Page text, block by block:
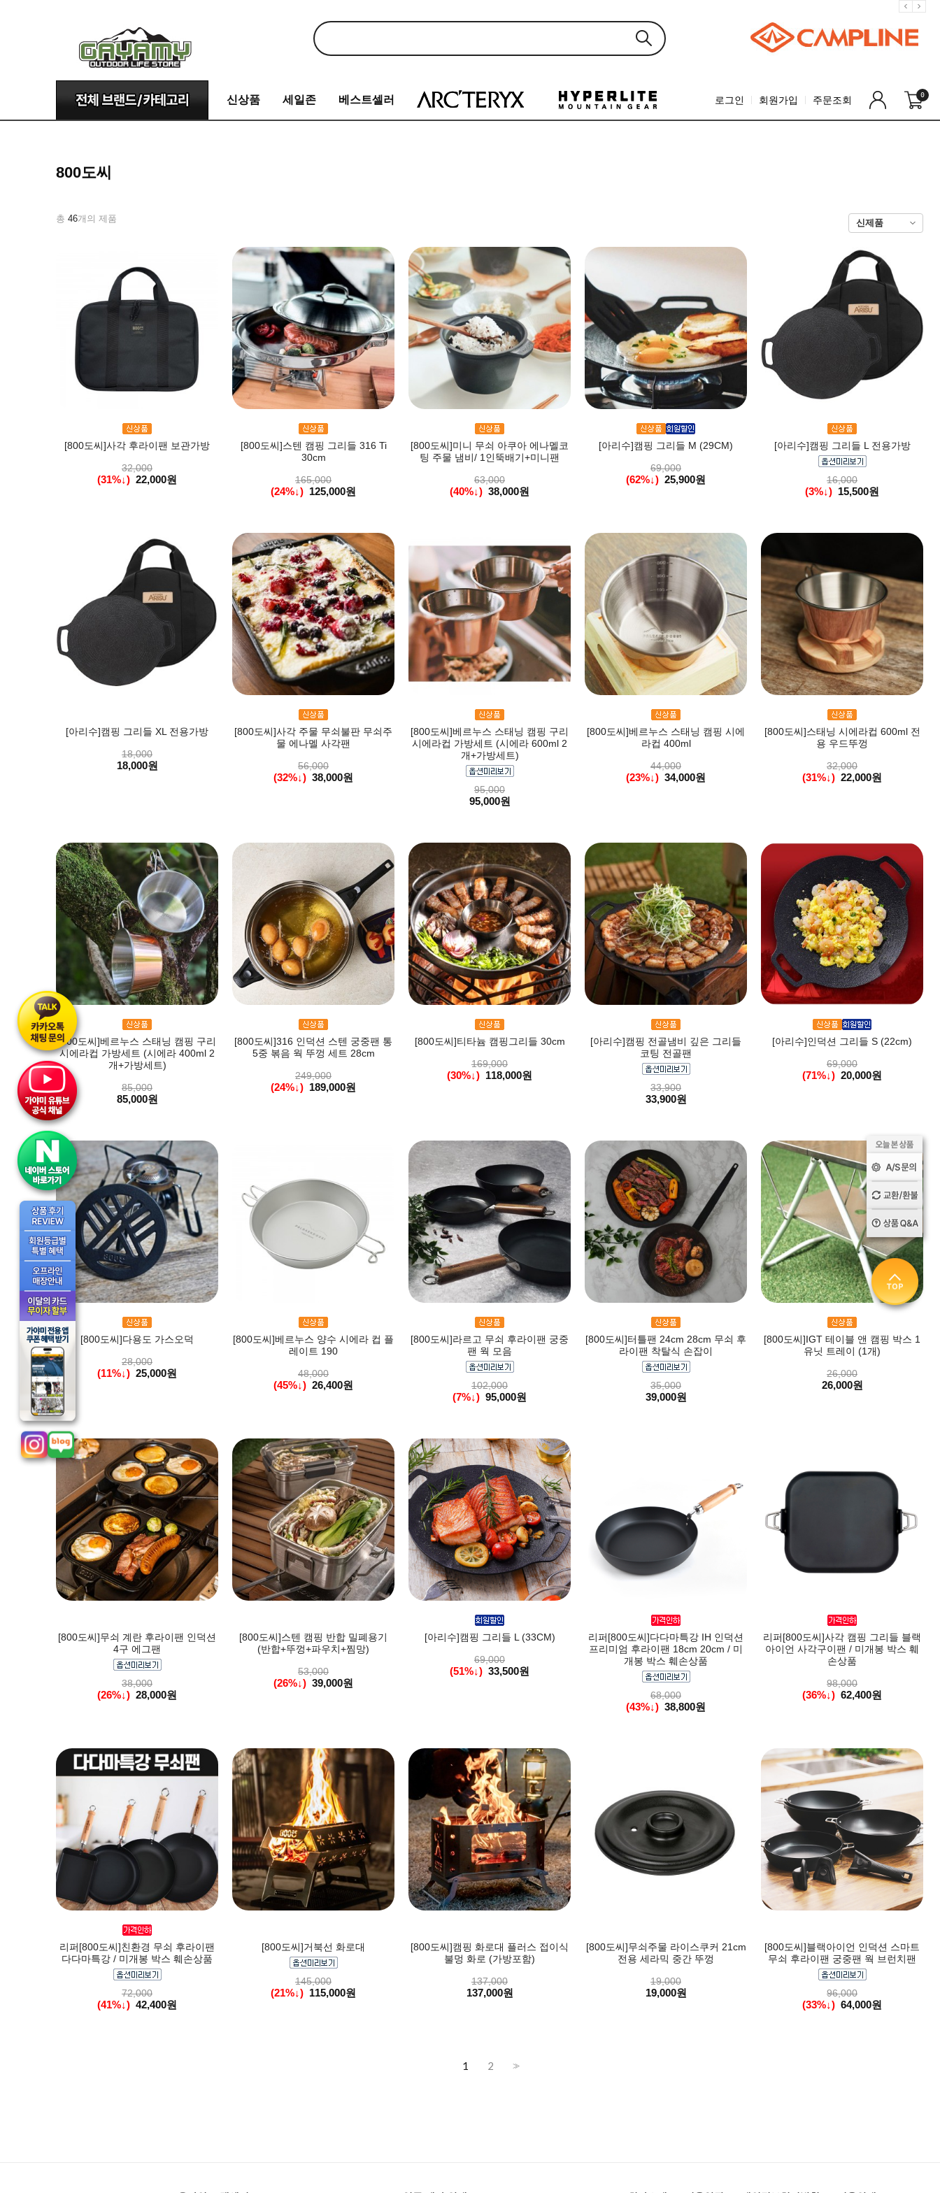
신상품 세일존 베스트셀러 로그인 회원가입 주문조회 0
800도씨
총 46개의 제품
[800도씨]사각 후라이팬 보관가방
32,000
(31%↓) 22,000원
[800도씨]스텐 캠핑 그리들 316 Ti
30cm
165,000
(24%↓) 125,000원
[800도씨]미니 무쇠 아쿠아 에나멜코
팅 주물 냄비/ 1인뚝배기+미니팬
63,000
(40%↓) 38,000원
[아리수]캠핑 그리들 M (29CM)
69,000
(62%↓) 25,900원
[아리수]캠핑 그리들 L 전용가방
16,000
(3%↓) 15,500원
[아리수]캠핑 그리들 XL 전용가방
18,000
18,000원
[800도씨]사각 주물 무쇠불판 무쇠주
물 에나멜 사각팬
56,000
(32%↓) 38,000원
[800도씨]베르누스 스태닝 캠핑 구리
시에라컵 가방세트 (시에라 600ml 2
개+가방세트)
95,000
95,000원
[800도씨]베르누스 스태닝 캠핑 시에
라컵 400ml
44,000
(23%↓) 34,000원
[800도씨]스태닝 시에라컵 600ml 전
용 우드뚜껑
32,000
(31%↓) 22,000원
[800도씨]베르누스 스태닝 캠핑 구리
시에라컵 가방세트 (시에라 400ml 2
개+가방세트)
85,000
85,000원
[800도씨]316 인덕션 스텐 궁중팬 통
5중 볶음 웍 뚜껑 세트 28cm
249,000
(24%↓) 189,000원
[800도씨]티타늄 캠핑그리들 30cm
169,000
(30%↓) 118,000원
[아리수]캠핑 전골냄비 깊은 그리들
코팅 전골팬
33,900
33,900원
[아리수]인덕션 그리들 S (22cm)
69,000
(71%↓) 20,000원
[800도씨]다용도 가스오덕
28,000
(11%↓) 25,000원
[800도씨]베르누스 양수 시에라 컵 플
레이트 190
48,000
(45%↓) 26,400원
[800도씨]라르고 무쇠 후라이팬 궁중
팬 웍 모음
102,000
(7%↓) 95,000원
[800도씨]터틀팬 24cm 28cm 무쇠 후
라이팬 착탈식 손잡이
35,000
39,000원
[800도씨]IGT 테이블 앤 캠핑 박스 1
유닛 트레이 (1개)
26,000
26,000원
[800도씨]무쇠 계란 후라이팬 인덕션
4구 에그팬
38,000
(26%↓) 28,000원
[800도씨]스텐 캠핑 반합 밀폐용기
(반합+뚜껑+파우치+찜망)
53,000
(26%↓) 39,000원
[아리수]캠핑 그리들 L (33CM)
69,000
(51%↓) 33,500원
리퍼[800도씨]다다마특강 IH 인덕션
프리미엄 후라이팬 18cm 20cm / 미
개봉 박스 훼손상품
68,000
(43%↓) 38,800원
리퍼[800도씨]사각 캠핑 그리들 블랙
아이언 사각구이팬 / 미개봉 박스 훼
손상품
98,000
(36%↓) 62,400원
리퍼[800도씨]친환경 무쇠 후라이팬
다다마특강 / 미개봉 박스 훼손상품
72,000
(41%↓) 42,400원
[800도씨]거북선 화로대
145,000
(21%↓) 115,000원
[800도씨]캠핑 화로대 플러스 접이식
불멍 화로 (가방포함)
137,000
137,000원
[800도씨]무쇠주물 라이스쿠커 21cm
전용 세라믹 중간 뚜껑
19,000
19,000원
[800도씨]블랙아이언 인덕션 스마트
무쇠 후라이팬 궁중팬 웍 브런치팬
96,000
(33%↓) 64,000원
1 2 >>